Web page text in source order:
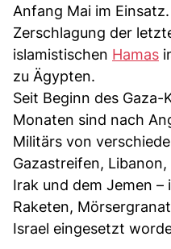
Anfang Mai im
Zerschlagung der
islamistischen Hamas
zu Ägypten.
Seit Beginn des
Monaten sind nach
Militärs von
Gazastreifen,
Irak und dem Jemen
Raketen,
Israel eingesetzt